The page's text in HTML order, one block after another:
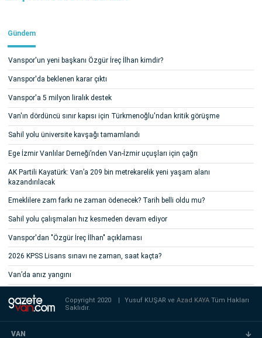
Gündem
Vanspor'un yeni başkanı Özgür İreç İlhan kimdir?
Vanspor'da beklenen karar çıktı
Vanspor'a 5 milyon liralık destek
Van'ın dördüncü sınır kapısı için Türkmenoğlu'ndan kritik görüşme
Sahil yolu üniversite kavşağı tamamlandı
Ege İzmir Vanlılar Derneği’nden Van-İzmir uçuşları için çağrı
AK Partili Kayatürk: Van’a 209 bin metrekarelik yeni yaşam alanı
kazandırılacak
Emeklilere zam farkı ne zaman ödenecek? Tarih belli oldu mu?
Sahil yolu çalışmaları hız kesmeden devam ediyor
Vanspor'dan "Özgür İreç İlhan" açıklaması
2026 KPSS Lisans sınavı ne zaman, saat kaçta?
Van’da anız yangını
Copyright 2020 | Yusuf KUŞAR veAzad KAYATüm Hakları
Saklıdır.
VAN